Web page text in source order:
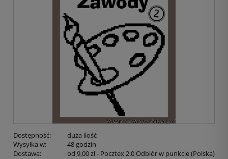
Dostępność:
duża ilość
Wysyłka w:
48 godzin
Dostawa:
od 9,00 zł- Pocztex 2.0 Odbiór w punkcie(Polska)